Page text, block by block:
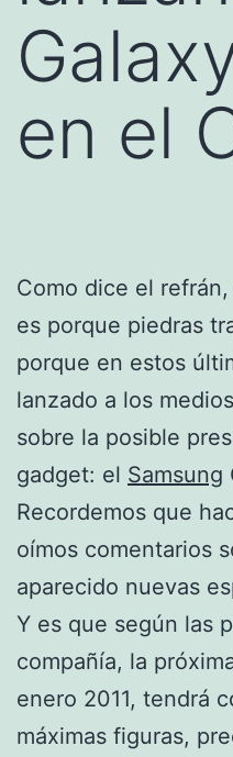
en el
Como dice el
es porque piedras
porque en estos
lanzado a los
sobre la posible
gadget: el Samsung
Recordemos que
oímos comentarios
aparecido nuevas
Y es que según las
compañía, la
enero 2011, tendrá
máximas figuras,